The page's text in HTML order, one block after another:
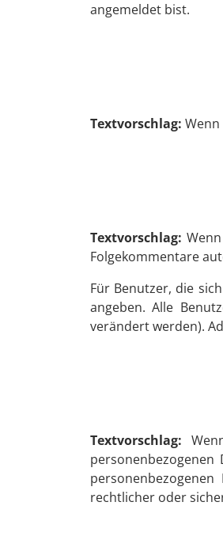
angemeldet bist.
Textvorschlag:
Textvorschlag:
Folgekommentare
Für Benutzer, die
angeben. Alle
verändert werden).
Textvorschlag:
rechtlicher oder